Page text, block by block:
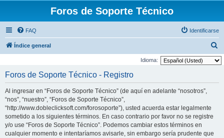
Foros de Soporte Técnico
FAQ Identificarse
Índice general
u
Idioma:
Foros de Soporte Técnico - Registro
Al ingresar en “Foros de Soporte Técnico” (de aquí en adelante “nosotros”,
“nos”, “nuestro”, “Foros de Soporte Técnico”,
“http://www.dobleclicksoft.com/forosoporte”), usted acuerda estar legalmente
sometido a los siguientes términos. En caso contrario por favor no se registre
y/o use “Foros de Soporte Técnico”. Podemos cambiar estos términos en
cualquier momento e intentaríamos avisarle, sin embargo sería prudente que